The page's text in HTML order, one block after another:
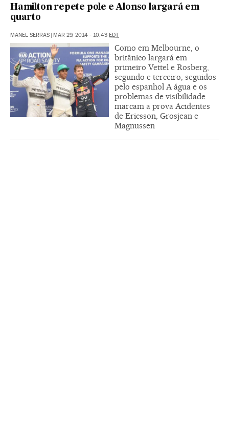
Hamilton repete pole e Alonso largará em
quarto
MANEL SERRAS | MAR 29, 2014 - 10:43 EDT
Como em Melbourne, o
britânico largará em
primeiro Vettel e Rosberg,
segundo e terceiro, seguidos
pelo espanhol A água e os
problemas de visibilidade
marcam a prova Acidentes
de Ericsson, Grosjean e
Magnussen